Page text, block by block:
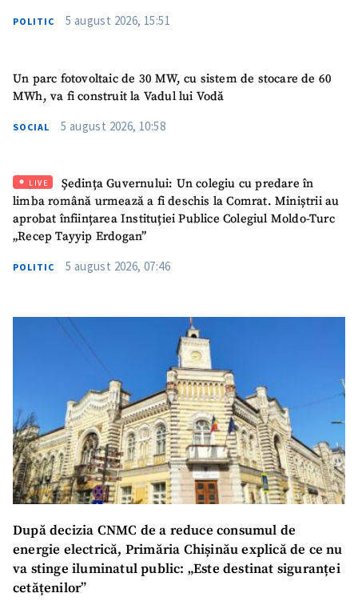
POLITIC 5 august 2026, 15:51
Un parc fotovoltaic de 30 MW, cu sistem de stocare de 60
MWh, va fi construit la Vadul lui Vodă
SOCIAL 5 august 2026, 10:58
LIVE
Ședința Guvernului: Un colegiu cu predare în
limba română urmează a fi deschis la Comrat. Miniștrii au
aprobat înființarea Instituției Publice Colegiul Moldo-Turc
„Recep Tayyip Erdogan”
POLITIC 5 august 2026, 07:46
După decizia CNMC de a reduce consumul de
energie electrică, Primăria Chișinău explică de ce nu
va stinge iluminatul public: „Este destinat siguranței
cetățenilor”